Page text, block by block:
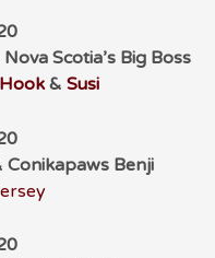
Scotia’s Big Boss
Hook& Susi
Conikapaws Benji